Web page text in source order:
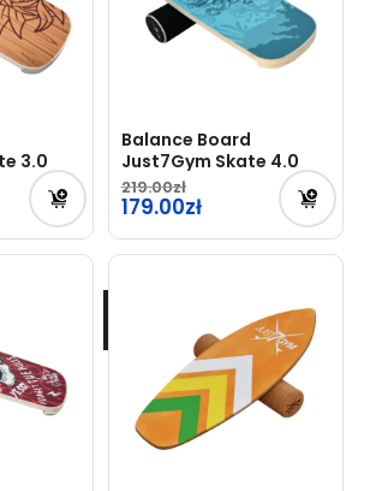
3.0
Balance Board
Just7Gym Skate 4.0
219.00
Pierwotna
cena
wynosiła:
179.00
Aktualna